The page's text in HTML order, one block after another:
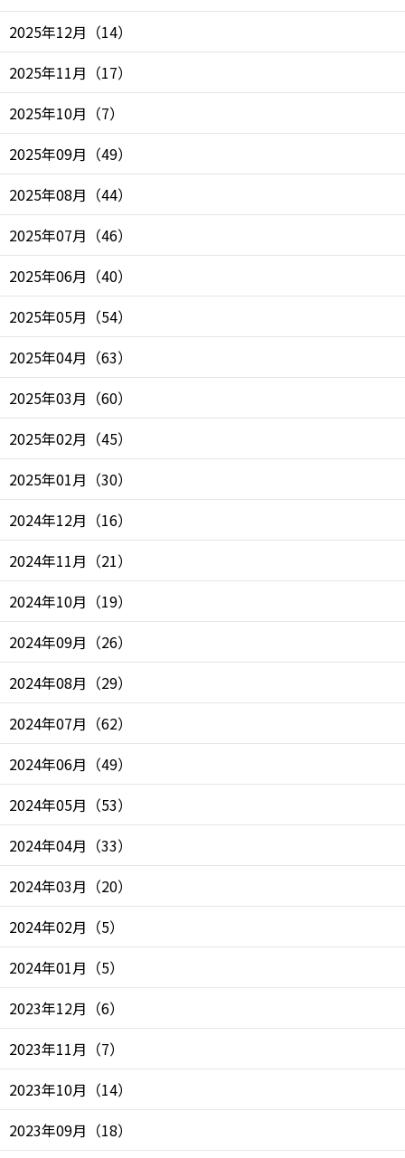
2025年12月 （14）
2025年11月 （17）
2025年10月 （7）
2025年09月 （49）
2025年08月 （44）
2025年07月 （46）
2025年06月 （40）
2025年05月 （54）
2025年04月 （63）
2025年03月 （60）
2025年02月 （45）
2025年01月 （30）
2024年12月 （16）
2024年11月 （21）
2024年10月 （19）
2024年09月 （26）
2024年08月 （29）
2024年07月 （62）
2024年06月 （49）
2024年05月 （53）
2024年04月 （33）
2024年03月 （20）
2024年02月 （5）
2024年01月 （5）
2023年12月 （6）
2023年11月 （7）
2023年10月 （14）
2023年09月 （18）